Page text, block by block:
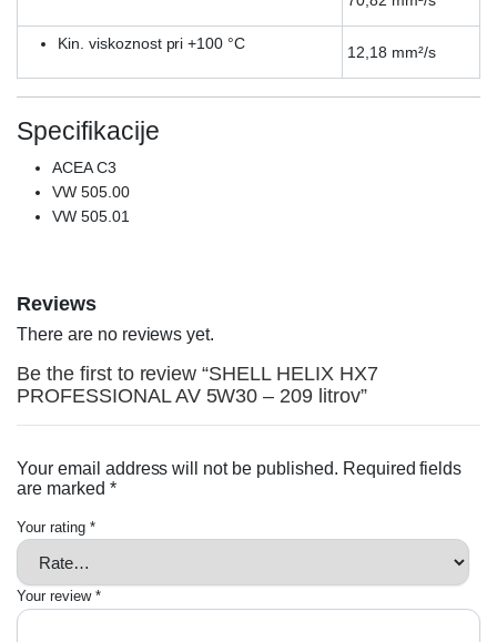
Kin. viskoznost pri +100 °C 12,18 mm²/s
Specifikacije
ACEA C3
VW 505.00
VW 505.01
Reviews
There are no reviews yet.
Be the first to review “SHELL HELIX HX7
PROFESSIONAL AV 5W30 – 209 litrov”
Your email address will not be published. Required fields
are marked *
Your rating *
Your review *